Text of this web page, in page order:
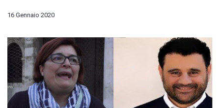
16 Gennaio 2020